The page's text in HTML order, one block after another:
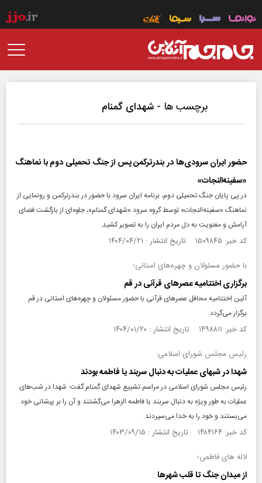
برچسب ها - شهدای گمنام
حضور ایران سرودی‌ها در بندرترکمن پس از جنگ تحمیلی دوم با نماهنگ
«سفینه‌النجات»
در پی پایان جنگ تحمیلی دوم، برنامه ایران سرود با حضور در بندرترکمن و رونمایی از
نماهنگ «سفینه‌النجات» توسط گروه سرود «شهدای گمنام»، جلوه‌ای از بازگشت فضای
آرامش و معنویت به دل مردم ایران را به تصویر کشید.
کد خبر: ۱۵۰۹۸۴۵ تاریخ انتشار : ۱۴۰۴/۰۴/۲۱
با حضور مسئولان و چهره‌های استانی؛
برگزاری اختتامیه عصر‌های قرآنی در قم
آئین اختتامیه محافل عصر‌های قرآنی با حضور مسئولان و چهره‌های استانی در قم
برگزار می‌گردد.
کد خبر: ۱۴۹۸۸۱۱ تاریخ انتشار : ۱۴۰۴/۰۱/۲۰
رئیس مجلس شورای اسلامی:
شهدا در شبهای عملیات به دنبال سربند یا فاطمه بودند
رئیس مجلس شورای اسلامی در مراسم تشییع شهدای گمنام گفت: شهدا در شب‌های
عملیات به طور ویژه به دنبال سربند یا فاطمه الزهرا می‌گشتند و آن را بر پیشانی خود
می‌بستند و خود را به خدا می‌سپردند.
کد خبر: ۱۴۸۴۱۶۴ تاریخ انتشار : ۱۴۰۳/۰۹/۱۵
لاله های فاطمی؛
از میدان جنگ تا قلب شهر‌ها